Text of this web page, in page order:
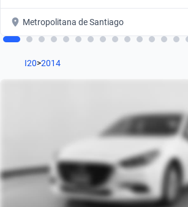
Metropolitana de Santiago
I20>2014